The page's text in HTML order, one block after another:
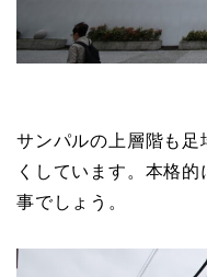
サンパルの上層階も足
くしています。本格
事でしょう。